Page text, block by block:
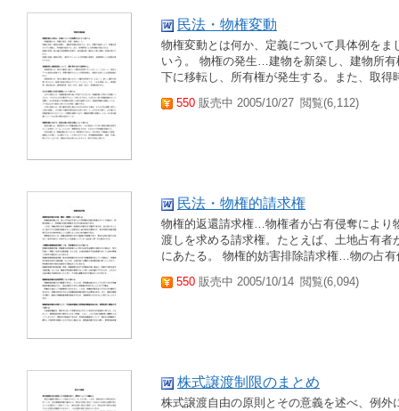
民法・物権変動
物権変動とは何か、定義について具体例を
いう。 物権の発生…建物を新築し、建物所
下に移転し、所有権が発生する。また、取得
550 販売中 2005/10/27 閲覧(6,112)
民法・物権的請求権
物権的返還請求権…物権者が占有侵奪により
渡しを求める請求権。たとえば、土地占有
にあたる。 物権的妨害排除請求権…物の占
550 販売中 2005/10/14 閲覧(6,094)
株式譲渡制限のまとめ
株式譲渡自由の原則とその意義を述べ、例